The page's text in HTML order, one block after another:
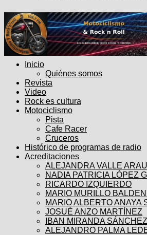
Inicio
Quiénes somos
Revista
Video
Rock es cultura
Motociclismo
Pista
Cafe Racer
Cruceros
Histórico de programas de radio
Acreditaciones
ALEJANDRA VALLE
NADIA PATRICIA LÓPEZ
RICARDO IZQUIERDO
MARIO MURILLO
MARIO ALBERTO ANAYA
JOSUÉ ANZO MARTÍNEZ
IBAN MIRANDA SÁNCHEZ
ALEJANDRO PALMA